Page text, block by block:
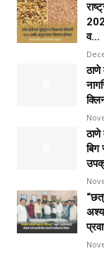
व...
ठाणे
ठाणे
बिग